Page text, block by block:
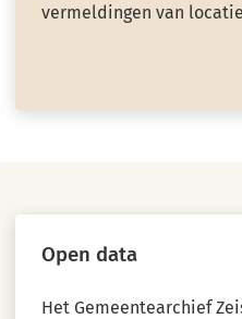
vermeldingen van
Open data
Het Gemeentearchief